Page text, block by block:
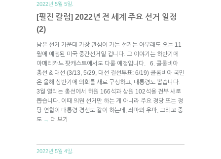
2022년 5월 5일.
[필진 칼럼] 2022년 전 세계 주요 선거 일정
(2)
남은 선거 가운데 가장 관심이 가는 선거는 아무래도 오는 11
월에 예정된 미국 중간선거일 겁니다. 그 이야기는 하반기에
아메리카노 팟캐스트에서도 다룰 예정입니다. 6. 콜롬비아
총선 & 대선 (3/13, 5/29, 대선 결선투표: 6/19) 콜롬비아 국민
은 올해 상반기에 의회를 새로 구성하고, 대통령도 뽑습니다.
3월 열리는 총선에서 하원 166석과 상원 102석을 전부 새로
뽑습니다. 이때 의원 선거만 하는 게 아니라 주요 정당 또는 정
당 연합이 대통령 경선도 같이 하는데, 좌파와 우파, 그리고 중
도 → 더 보기
2022년 5월 4일.